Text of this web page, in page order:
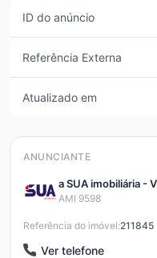
ID do anúncio
Referência Externa
Atualizado em
ANUNCIANTE
a SUA imobiliária -
AMI 9598
Referência do imóvel:211845
Ver telefone